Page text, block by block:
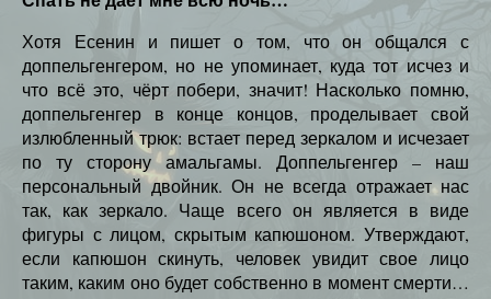
Хотя Есенин и пишет о том, что он общался с
доппельгенгером, но не упоминает, куда тот исчез и
что всё это, чёрт побери, значит! Насколько помню,
доппельгенгер в конце концов, проделывает свой
излюбленный трюк: встает перед зеркалом и исчезает
по ту сторону амальгамы. Доппельгенгер – наш
персональный двойник. Он не всегда отражает нас
так, как зеркало. Чаще всего он является в виде
фигуры с лицом, скрытым капюшоном. Утверждают,
если капюшон скинуть, человек увидит свое лицо
таким, каким оно будет собственно в момент смерти…